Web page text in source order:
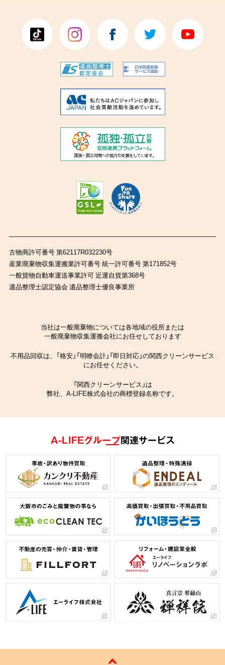
古物商許可番号 第62117R032230号
産業廃棄物収集運搬業許可番号 統一許可番号 第171852号
一般貨物自動車運送事業許可 近運自貨第368号
遺品整理士認定協会 遺品整理士優良事業所
当社は一般廃棄物については各地域の役所または
一般廃棄物収集運搬会社にお任せしております
不用品回収は、「格安」「明瞭会計」「即日対応」の関西クリーンサービス
にお任せください。
「関西クリーンサービス」は
弊社、A-LIFE株式会社の商標登録名称です。
A-LIFEグループ関連サービス